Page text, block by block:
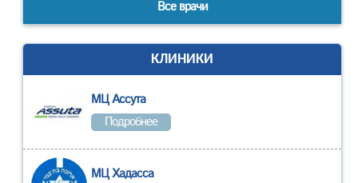
Все врачи
КЛИНИКИ
МЦ Ассута
Подробнее
МЦ Хадасса